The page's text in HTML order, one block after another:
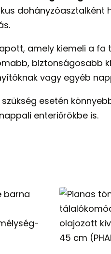
amely kiemeli a fa
biztonságosabb
vagy egyéb
esetén
enteriőrökbe is.